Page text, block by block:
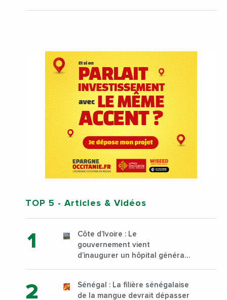
TOP 5 - Articles & Vidéos
Côte d’Ivoire : Le
gouvernement vient
d’inaugurer un hôpital général
Sénégal : La filière sénégalaise
de la mangue devrait dépasser